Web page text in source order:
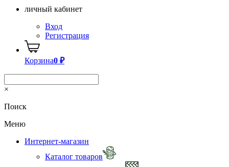
личный кабинет
Вход
Регистрация
Корзина0 ₽
×
Поиск
Меню
Интернет-магазин
Каталог товаров